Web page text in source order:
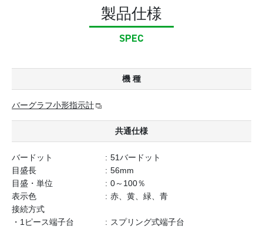
製品仕様
SPEC
機 種
バーグラフ小形指示計
共通仕様
バードット
51バードット
目盛長
56mm
目盛・単位
0～100％
表示色
赤、黄、緑、青
接続方式
・1ピース端子台
スプリング式端子台